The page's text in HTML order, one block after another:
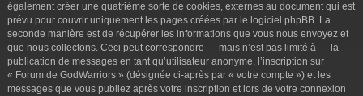
également créer une quatrième sorte de cookies, externes au document qui est
prévu pour couvrir uniquement les pages créées par le logiciel phpBB. La
seconde manière est de récupérer les informations que vous nous envoyez et
que nous collectons. Ceci peut correspondre — mais n’est pas limité à — la
publication de messages en tant qu’utilisateur anonyme, l’inscription sur
« Forum de GodWarriors » (désignée ci-après par « votre compte ») et les
messages que vous publiez après votre inscription et lors de votre connexion